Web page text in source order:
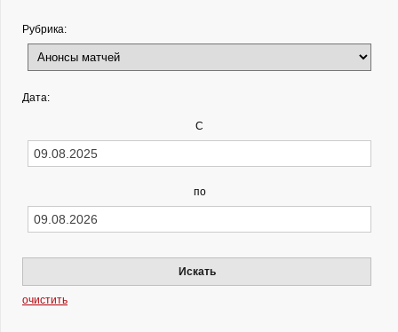
Рубрика:
Дата:
С
по
Искать
очистить